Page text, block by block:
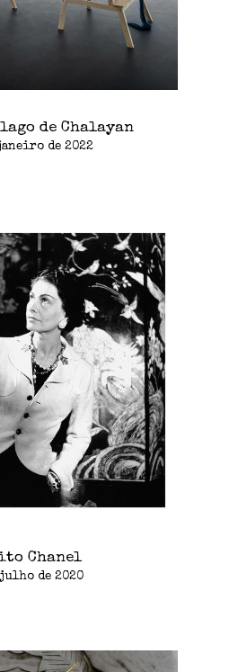
de Chalayan
de 2022
Chanel
de 2020